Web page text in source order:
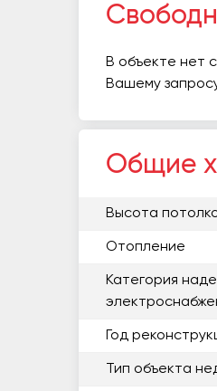
В объекте нет
Вашему
Общие
Высота
Отопление
Категория
Год
Тип объекта